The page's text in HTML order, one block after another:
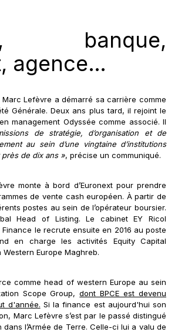
banque,
agence…
Marc Lefèvre a démarré sa carrière comme
Générale. Deux ans plus tard, il rejoint le
management Odyssée comme associé. Il
de stratégie, d’organisation et de
au sein d’une vingtaine d’institutions
de dix ans », précise un communiqué.
monte à bord d’Euronext pour prendre
de vente cash européen. À partir de
postes au sein de l’opérateur boursier.
Head of Listing. Le cabinet EY Ricol
le recrute ensuite en 2016 au poste
en charge les activités Equity Capital
Europe Maghreb.
comme head of western Europe au sein
Scope Group,dont BPCE est devenu
d'année. Si la finance est aujourd'hui son
Marc Lefèvre s’est par le passé distingué
l’Armée de Terre. Celle-ci lui a valu de